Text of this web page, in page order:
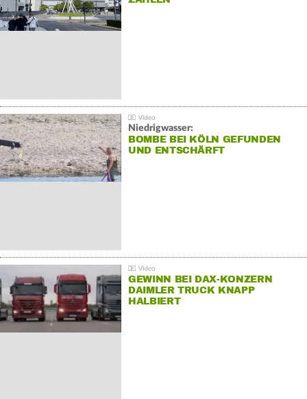
Niedrigwasser:
BOMBE BEI KÖLN GEFUNDEN
UND ENTSCHÄRFT
GEWINN BEI DAX-KONZERN
DAIMLER TRUCK KNAPP
HALBIERT